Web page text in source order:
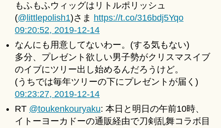
もふもふウィッグはリトルポリッシュ
(@littlepolish1)さま https://t.co/316bdj5Yqo
09:20:52, 2019-12-14
なんにも用意してないわー。(する気もない)
多分、プレゼント欲しい男子勢がクリスマスイブ
のイブにツリー出し始めるんだろうけど。
(うちでは毎年ツリーの下にプレゼントが届く)
09:23:27, 2019-12-14
RT @toukenkouryaku: 本日と明日の午前10時、
イトーヨーカドーの通販経由で刀剣乱舞コラボ目